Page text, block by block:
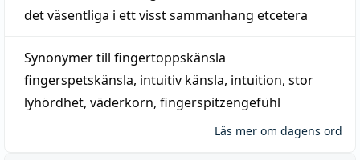
det väsentliga i ett visstsammanhang etcetera
Synonymer till fingertoppskänsla
fingerspetskänsla, intuitiv känsla, intuition, stor
lyhördhet, väderkorn, fingerspitzengefühl
Läs mer om dagens ord